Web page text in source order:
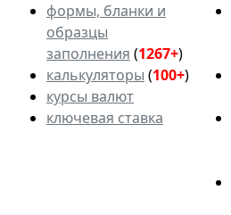
формы, бланки и
образцы
заполнения (1267+)
калькуляторы (100+)
курсы валют
ключевая ставка